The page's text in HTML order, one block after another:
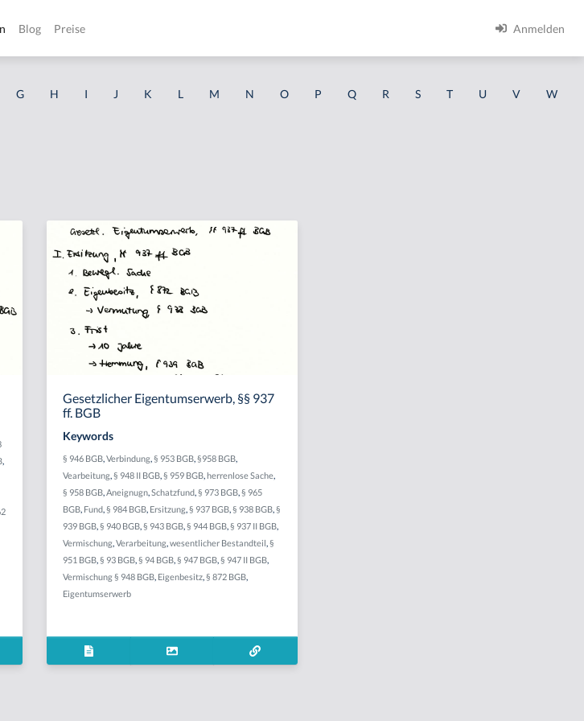
Blog Preise Anmelden
G H I J K L M N O P Q R S T U V W
,
Gesetzlicher Eigentumserwerb, §§ 937
ff. BGB
Keywords
§ 946 BGB,Verbindung,§ 953 BGB,§958 BGB,
Vearbeitung,§ 948 II BGB,§ 959 BGB,herrenlose Sache,
§ 958 BGB,Aneignugn,Schatzfund,§ 973 BGB,§ 965
BGB, Fund,§ 984 BGB, Ersitzung,§ 937 BGB,§ 938 BGB,§
939 BGB,§ 940 BGB,§ 943 BGB,§ 944 BGB,§ 937 II BGB,
Vermischung,Verarbeitung,wesentlicher Bestandteil,§
951 BGB,§ 93 BGB,§ 94 BGB,§ 947 BGB,§ 947 II BGB,
Vermischung § 948 BGB, Eigenbesitz,§ 872 BGB,
Eigentumserwerb